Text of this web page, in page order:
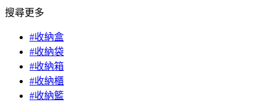
搜尋更多
#收納盒
#收納袋
#收納箱
#收納櫃
#收納籃